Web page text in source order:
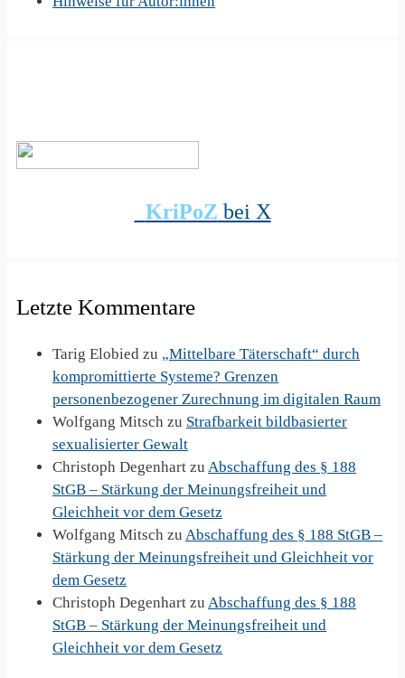
KriPoZ bei X
Letzte Kommentare
Tarig Elobied zu „Mittelbare Täterschaft“ durch
kompromittierte Systeme? Grenzen
personenbezogener Zurechnung im digitalen Raum
Wolfgang Mitsch zu Strafbarkeit bildbasierter
sexualisierter Gewalt
Christoph Degenhart zu Abschaffung des § 188
StGB – Stärkung der Meinungsfreiheit und
Gleichheit vor dem Gesetz
Wolfgang Mitsch zu Abschaffung des § 188 StGB –
Stärkung der Meinungsfreiheit und Gleichheit vor
dem Gesetz
Christoph Degenhart zu Abschaffung des § 188
StGB – Stärkung der Meinungsfreiheit und
Gleichheit vor dem Gesetz